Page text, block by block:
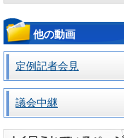
他の動画
定例記者会見
議会中継